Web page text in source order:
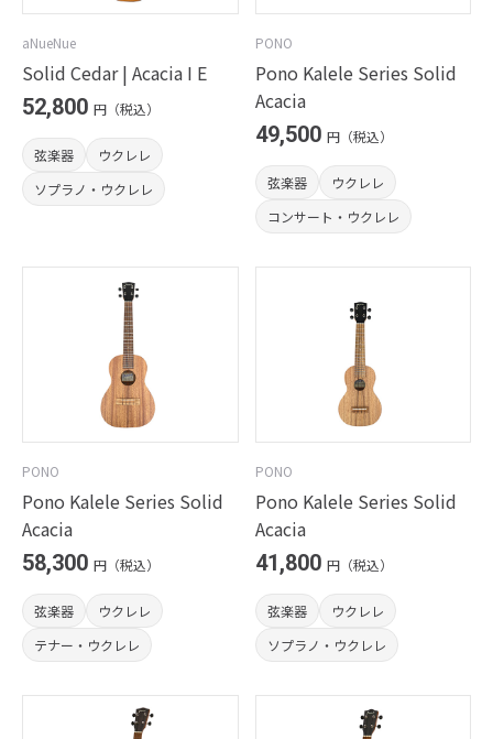
aNueNue
Solid Cedar | Acacia I E
52,800 円（税込）
弦楽器
ウクレレ
ソプラノ・ウクレレ
PONO
Pono Kalele Series Solid
Acacia
49,500 円（税込）
弦楽器
ウクレレ
コンサート・ウクレレ
PONO
Pono Kalele Series Solid
Acacia
58,300 円（税込）
弦楽器
ウクレレ
テナー・ウクレレ
PONO
Pono Kalele Series Solid
Acacia
41,800 円（税込）
弦楽器
ウクレレ
ソプラノ・ウクレレ